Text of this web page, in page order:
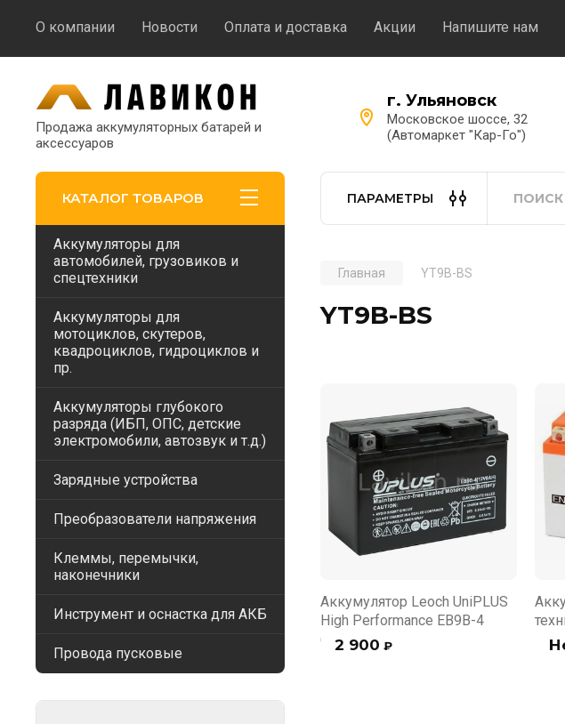
О компании Новости Оплата и доставка Акции Напишите нам
Продажа аккумуляторных батарей и
аксессуаров
г. Ульяновск
Московское шоссе, 32
(Автомаркет "Кар-Го")
КАТАЛОГ ТОВАРОВ ПАРАМЕТРЫ
Аккумуляторы для
автомобилей, грузовиков и
спецтехники
Аккумуляторы для
мотоциклов, скутеров,
квадроциклов, гидроциклов и
пр.
Аккумуляторы глубокого
разряда (ИБП, ОПС, детские
электромобили, автозвук и т.д.)
Зарядные устройства
Преобразователи напряжения
Клеммы, перемычки,
наконечники
Инструмент и оснастка для АКБ
Провода пусковые
Главная YT9B-BS
YT9B-BS
Аккумулятор Leoch UniPLUS
High Performance EB9B-4
(YT9B-BS)
2 900 ₽